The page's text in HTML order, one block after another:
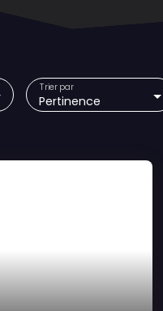
Pertinence
Trier par